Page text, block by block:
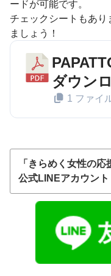
ードが可能です。
チェックシートもあ
ましょう！
ダウン
1 ファイ
「きらめく女性の応
公式LINEアカウント